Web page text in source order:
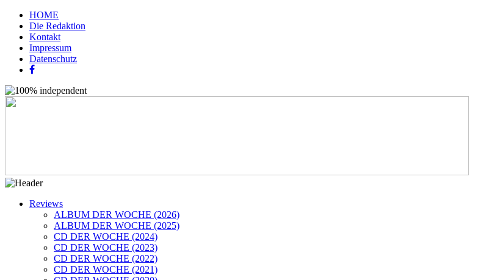
HOME
Die Redaktion
Kontakt
Impressum
Datenschutz
Reviews
ALBUM DER WOCHE (2026)
ALBUM DER WOCHE (2025)
CD DER WOCHE (2024)
CD DER WOCHE (2023)
CD DER WOCHE (2022)
CD DER WOCHE (2021)